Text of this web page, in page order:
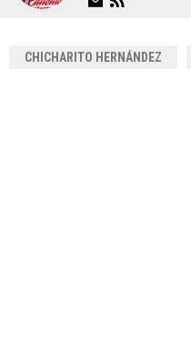
CHICHARITO HERNÁNDEZ